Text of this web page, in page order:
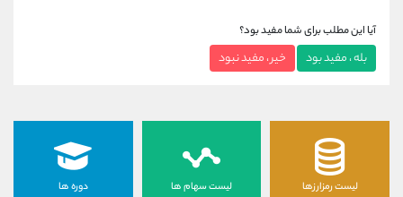
آیا این مطلب برای شما مفید بود؟
بله ، مفید بود خیر ، مفید نبود
لیست رمزارزها لیست سهام ها دوره ها